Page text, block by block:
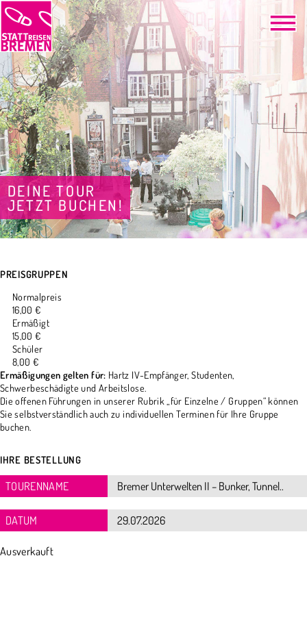
DEINE TOUR
JETZT BUCHEN!
PREISGRUPPEN
Normalpreis
16,00 €
Ermäßigt
15,00 €
Schüler
8,00 €
Ermäßigungen gelten für: Hartz IV-Empfänger, Studenten,
Schwerbeschädigte und Arbeitslose.
Die offenen Führungen in unserer Rubrik „für Einzelne / Gruppen“ können
Sie selbstverständlich auch zu individuellen Terminen für Ihre Gruppe
buchen.
IHRE BESTELLUNG
TOURENNAME
DATUM
Ausverkauft